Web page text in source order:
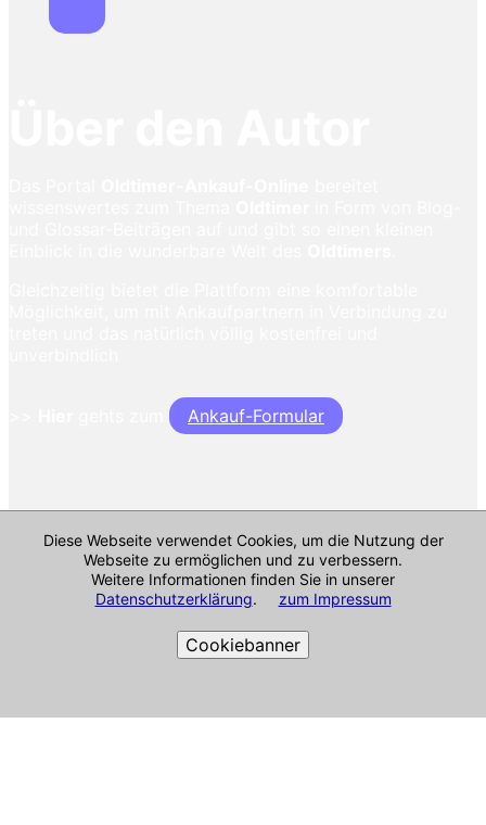
Diese Webseite verwendet Cookies, um die Nutzung der
Webseite zu ermöglichen und zu verbessern.
Weitere Informationen finden Sie in unserer
Datenschutzerklärung. zum Impressum
Cookiebanner
Ankauf-Formular